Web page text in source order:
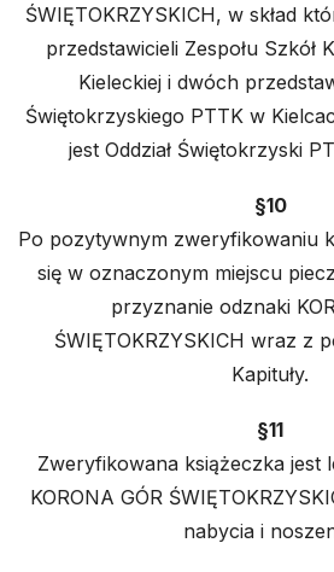
ŚWIĘTOKRZYSKICH, w skład
przedstawicieli Zespołu Szkół
Kieleckiej i dwóch
Świętokrzyskiego PTTK w
jest Oddział Świętokrzyski
§10
Po pozytywnym zweryfikowaniu
się w oznaczonym miejscu
przyznanie odznaki
ŚWIĘTOKRZYSKICH wraz z
Kapituły.
§11
Zweryfikowana książeczka jest
KORONA GÓR
nabycia i